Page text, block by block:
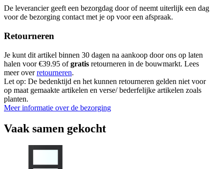
De leverancier geeft een bezorgdag door of neemt uiterlijk een dag
voor de bezorging contact met je op voor een afspraak.
Retourneren
Je kunt dit artikel binnen 30 dagen na aankoop door ons op laten
halen voor €39.95 ofgratis retourneren in de bouwmarkt. Lees
meer overretourneren.
Let op: De bedenktijd en het kunnen retourneren gelden niet voor
op maat gemaakte artikelen en verse/ bederfelijke artikelen zoals
planten.
Meer informatie over de bezorging
Vaak samen gekocht